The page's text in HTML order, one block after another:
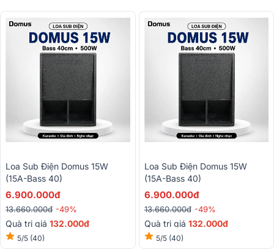
Loa Sub Điện Domus 15W
(15A-Bass 40)
6.900.000đ
13.660.000đ -49%
Quà trị giá 132.000đ
5/5 (40)
Loa Sub Điện Domus 15W
(15A-Bass 40)
6.900.000đ
13.660.000đ -49%
Quà trị giá 132.000đ
5/5 (40)